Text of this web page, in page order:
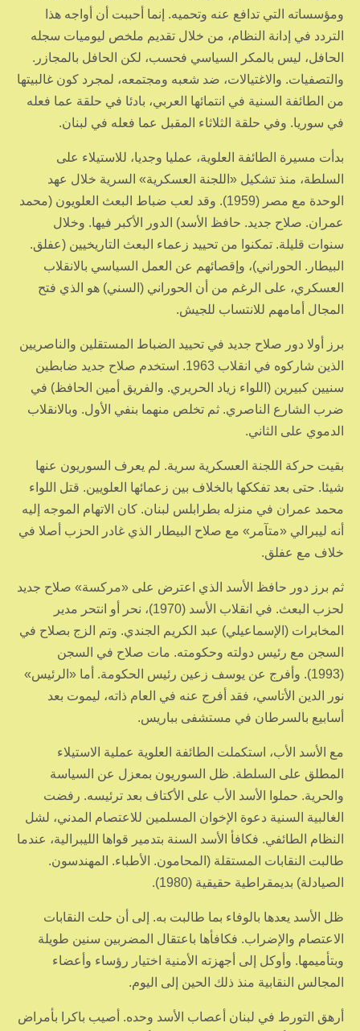
ومؤسساته التي تدافع عنه وتحميه. إنما أحببت أن أواجه هذا
التردد في إدانة النظام، من خلال تقديم ملخص ليوميات سجله
الحافل، ليس بالمكر السياسي فحسب، لكن الحافل بالمجازر.
والتصفيات. والاغتيالات، ضد شعبه ومجتمعه، لمجرد كون غالبيتها
من الطائفة السنية في انتمائها العربي، بادئا في حلقة عما فعله
في سوريا. وفي حلقة الثلاثاء المقبل عما فعله في لبنان.
بدأت مسيرة الطائفة العلوية، عمليا وجديا، للاستيلاء على
السلطة، منذ تشكيل «اللجنة العسكرية» السرية خلال عهد
الوحدة مع مصر (1959). وقد لعب ضباط البعث العلويون (محمد
عمران. صلاح جديد. حافظ الأسد) الدور الأكبر فيها. وخلال
سنوات قليلة. تمكنوا من تحييد زعماء البعث التاريخيين (عفلق.
البيطار. الحوراني)، وإقصائهم عن العمل السياسي بالانقلاب
العسكري، على الرغم من أن الحوراني (السني) هو الذي فتح
المجال أمامهم للانتساب للجيش.
برز أولا دور صلاح جديد في تحييد الضباط المستقلين والناصريين
الذين شاركوه في انقلاب 1963. استخدم صلاح جديد ضابطين
سنيين كبيرين (اللواء زياد الحريري. والفريق أمين الحافظ) في
ضرب الشارع الناصري. ثم تخلص منهما بنفي الأول. وبالانقلاب
الدموي على الثاني.
بقيت حركة اللجنة العسكرية سرية. لم يعرف السوريون عنها
شيئا. حتى بعد تفككها بالخلاف بين زعمائها العلويين. قتل اللواء
محمد عمران في منزله بطرابلس لبنان. كان الاتهام الموجه إليه
أنه ليبرالي «متآمر» مع صلاح البيطار الذي غادر الحزب أصلا في
خلاف مع عفلق.
ثم برز دور حافظ الأسد الذي اعترض على «مركسة» صلاح جديد
لحزب البعث. في انقلاب الأسد (1970)، نحر أو انتحر مدير
المخابرات (الإسماعيلي) عبد الكريم الجندي. وتم الزج بصلاح في
السجن مع رئيس دولته وحكومته. مات صلاح في السجن
(1993). وأفرج عن يوسف زعين رئيس الحكومة. أما «الرئيس»
نور الدين الأتاسي، فقد أفرج عنه في العام ذاته، ليموت بعد
أسابيع بالسرطان في مستشفى بباريس.
مع الأسد الأب، استكملت الطائفة العلوية عملية الاستيلاء
المطلق على السلطة. ظل السوريون بمعزل عن السياسة
والحرية. حملوا الأسد الأب على الأكتاف بعد ترئيسه. رفضت
الغالبية السنية دعوة الإخوان المسلمين للاعتصام المدني، لشل
النظام الطائفي. فكافأ الأسد السنة بتدمير قواها الليبرالية، عندما
طالبت النقابات المستقلة (المحامون. الأطباء. المهندسون.
الصيادلة) بديمقراطية حقيقية (1980).
ظل الأسد يعدها بالوفاء بما طالبت به. إلى أن حلت النقابات
الاعتصام والإضراب. فكافأها باعتقال المضربين سنين طويلة
وبتأميمها. وأوكل إلى أجهزته الأمنية اختيار رؤساء وأعضاء
المجالس النقابية منذ ذلك الحين إلى اليوم.
أرهق التورط في لبنان أعصاب الأسد وحده. أصيب باكرا بأمراض